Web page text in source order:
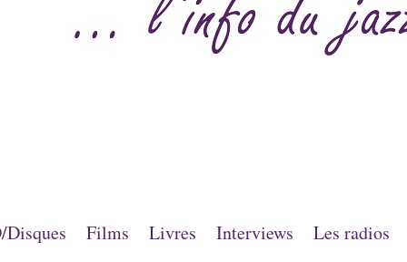
Disques Films Livres Interviews Les radios